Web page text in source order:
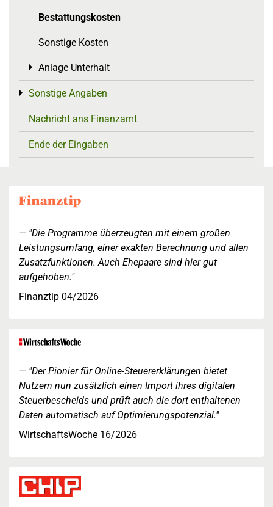
Bestattungskosten
Sonstige Kosten
Anlage Unterhalt
Toggle menu
Sonstige Angaben
Toggle menu
Nachricht ans Finanzamt
Ende der Eingaben
"Die Programme überzeugten mit einem großen
Leistungsumfang, einer exakten Berechnung und allen
Zusatzfunktionen. Auch Ehepaare sind hier gut
aufgehoben."
Finanztip 04/2026
"Der Pionier für Online-Steuererklärungen bietet
Nutzern nun zusätzlich einen Import ihres digitalen
Steuerbescheids und prüft auch die dort enthaltenen
Daten automatisch auf Optimierungspotenzial."
WirtschaftsWoche 16/2026